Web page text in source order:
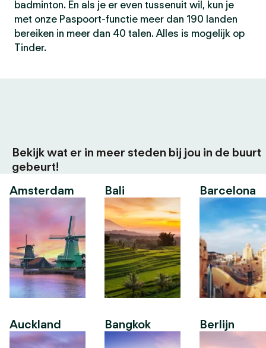
badminton. En als je er even tussenuit wil, kun je
met onze Paspoort-functie meer dan 190 landen
bereiken in meer dan 40 talen. Alles is mogelijk op
Tinder.
Bekijk wat er in meer steden bij jou in de buurt
gebeurt!
Amsterdam
Auckland
Bali
Bangkok
Barcelona
Berlijn